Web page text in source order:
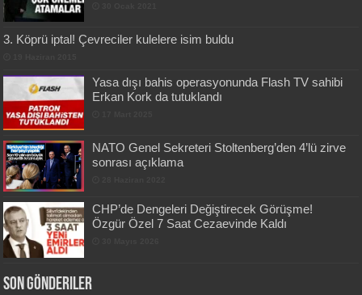
3. Köprü iptal! Çevreciler kulelere isim buldu
Yasa dışı bahis operasyonunda Flash TV sahibi
Erkan Kork da tutuklandı
NATO Genel Sekreteri Stoltenberg’den 4’lü zirve
sonrası açıklama
CHP’de Dengeleri Değiştirecek Görüşme!
Özgür Özel 7 Saat Cezaevinde Kaldı
Son Gönderiler